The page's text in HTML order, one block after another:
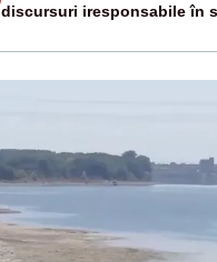
discursuri iresponsabile în